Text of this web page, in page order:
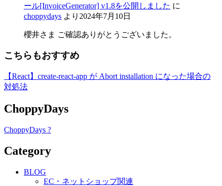
ール[InvoiceGenerator] v1.8を公開しました に
choppydays より 2024年7月10日
櫻井さま ご確認ありがとうございました。
こちらもおすすめ
【React】create-react-app が Abort installation になった場合の
対処法
ChoppyDays
ChoppyDays ?
Category
BLOG
EC・ネットショップ関連